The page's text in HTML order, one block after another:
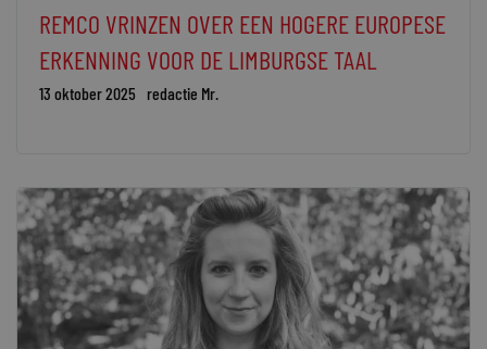
REMCO VRINZEN OVER EEN HOGERE EUROPESE
ERKENNING VOOR DE LIMBURGSE TAAL
13 oktober 2025 redactie Mr.